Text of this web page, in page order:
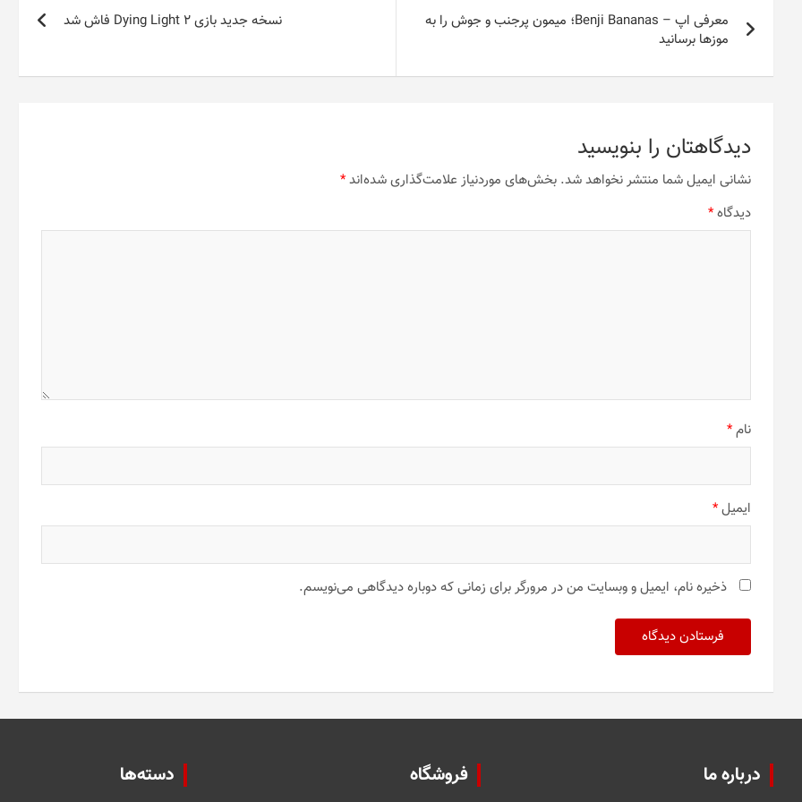
نوشته
معرفی اپ – Benji Bananas؛ میمون پرجنب و جوش را به
موزها برسانید
نسخه‌ جدید بازی Dying Light 2 فاش شد
دیدگاهتان را بنویسید
نشانی ایمیل شما منتشر نخواهد شد. بخش‌های موردنیاز علامت‌گذاری شده‌اند*
دیدگاه*
نام*
ایمیل*
ذخیره نام، ایمیل و وبسایت من در مرورگر برای زمانی که دوباره دیدگاهی می‌نویسم.
درباره ما فروشگاه دسته‌ها